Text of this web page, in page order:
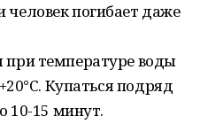
погибает даже
при температуре воды
Купаться подряд
10-15 минут.